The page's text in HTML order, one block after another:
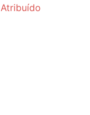
Atribuído